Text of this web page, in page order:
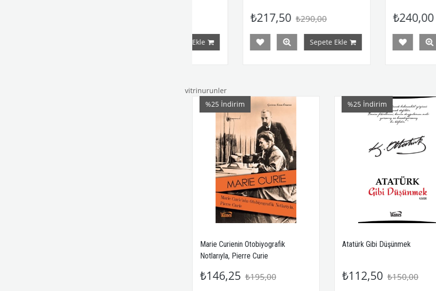
₺290,00
Sepete Ekle
₺320,00
Sepete Ekle
vitrinurunler
Marie Curienin Otobiyografik
Notlarıyla, Pierre Curie
₺146,25 ₺195,00
%25 İndirim
Atatürk Gibi Düşünmek
₺112,50 ₺150,00
%25 İndirim